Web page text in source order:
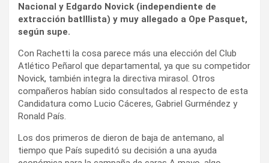
Nacional y Edgardo Novick (independiente de
extracción batlllista) y muy allegado a Ope Pasquet,
según supe.
Con Rachetti la cosa parece más una elección del Club
Atlético Peñarol que departamental, ya que su competidor
Novick, también integra la directiva mirasol. Otros
compañeros habían sido consultados al respecto de esta
Candidatura como Lucio Cáceres, Gabriel Gurméndez y
Ronald País.
Los dos primeros de dieron de baja de antemano, al
tiempo que País supeditó su decisión a una ayuda